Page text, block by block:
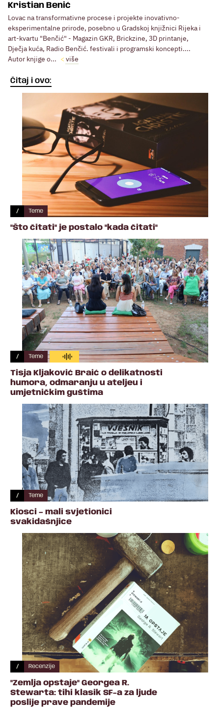
Kristian Benić
Lovac na transformativne procese i projekte inovativno-
eksperimentalne prirode, posebno u Gradskoj knjižnici Rijeka i
art-kvartu "Benčić" - Magazin GKR, Brickzine, 3D printanje,
Dječja kuća, Radio Benčić. festivali i programski koncepti....
Autor knjige o...
više
Čitaj i ovo:
/ Teme
"Što čitati" je postalo "kada čitati"
/ Teme
Tisja Kljaković Braić o delikatnosti
humora, odmaranju u ateljeu i
umjetničkim guštima
/ Teme
Kiosci – mali svjetionici
svakidašnjice
/ Recenzije
"Zemlja opstaje" Georgea R.
Stewarta: tihi klasik SF-a za ljude
poslije prave pandemije